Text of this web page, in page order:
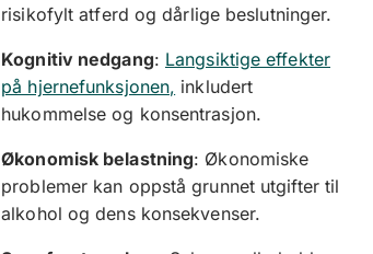
risikofylt atferd og dårlige beslutninger.
Kognitiv nedgang: Langsiktige effekter
på hjernefunksjonen, inkludert
hukommelse og konsentrasjon.
Økonomisk belastning: Økonomiske
problemer kan oppstå grunnet utgifter til
alkohol og dens konsekvenser.